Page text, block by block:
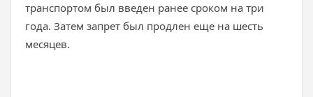
транспортом был введен ранее сроком на три
года. Затем запрет был продлен еще на шесть
месяцев.